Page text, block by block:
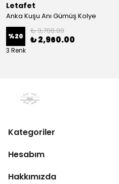
Letafet
Anka Kuşu Anı Gümüş Kolye
%20
₺ 3,700.00
₺ 2,960.00
3 Renk
Kategoriler
Hesabım
Hakkımızda